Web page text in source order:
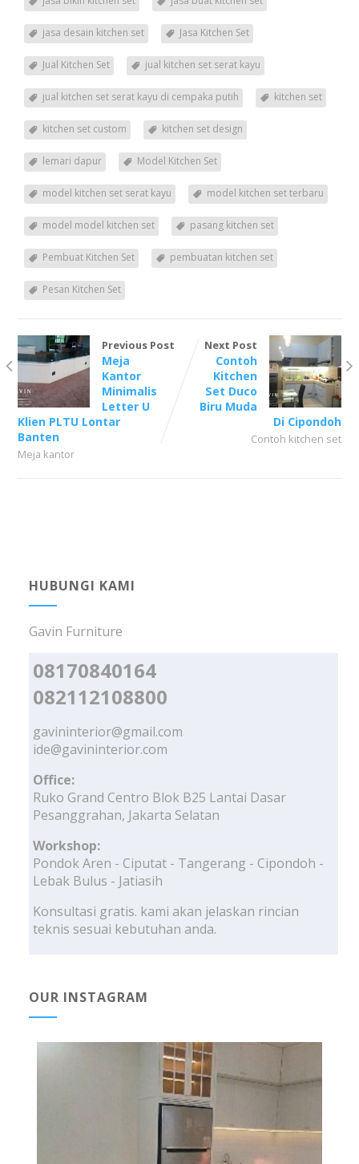
jasa desain kitchen set Jasa Kitchen Set
Jual Kitchen Set jual kitchen set serat kayu
jual kitchen set serat kayu di cempaka putih kitchen set
kitchen set custom kitchen set design
lemari dapur Model Kitchen Set
model kitchen set serat kayu model kitchen set terbaru
model model kitchen set pasang kitchen set
Pembuat Kitchen Set pembuatan kitchen set
Pesan Kitchen Set
Previous Post
Meja
Kantor
Minimalis
Letter U
Klien PLTU Lontar
Banten
Meja kantor
Next Post
Contoh
Kitchen
Set Duco
Biru Muda
Di Cipondoh
Contoh kitchen set
HUBUNGI KAMI
Gavin Furniture
08170840164
082112108800
gavininterior@gmail.com
ide@gavininterior.com
Office:
Ruko Grand Centro Blok B25 Lantai Dasar
Pesanggrahan, Jakarta Selatan
Workshop:
Pondok Aren - Ciputat - Tangerang - Cipondoh -
Lebak Bulus - Jatiasih
Konsultasi gratis. kami akan jelaskan rincian
teknis sesuai kebutuhan anda.
OUR INSTAGRAM